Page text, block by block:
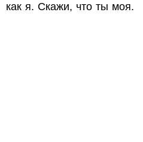
как я. Скажи, что ты моя.